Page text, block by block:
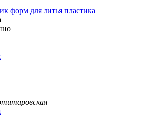
форм для литья пластика